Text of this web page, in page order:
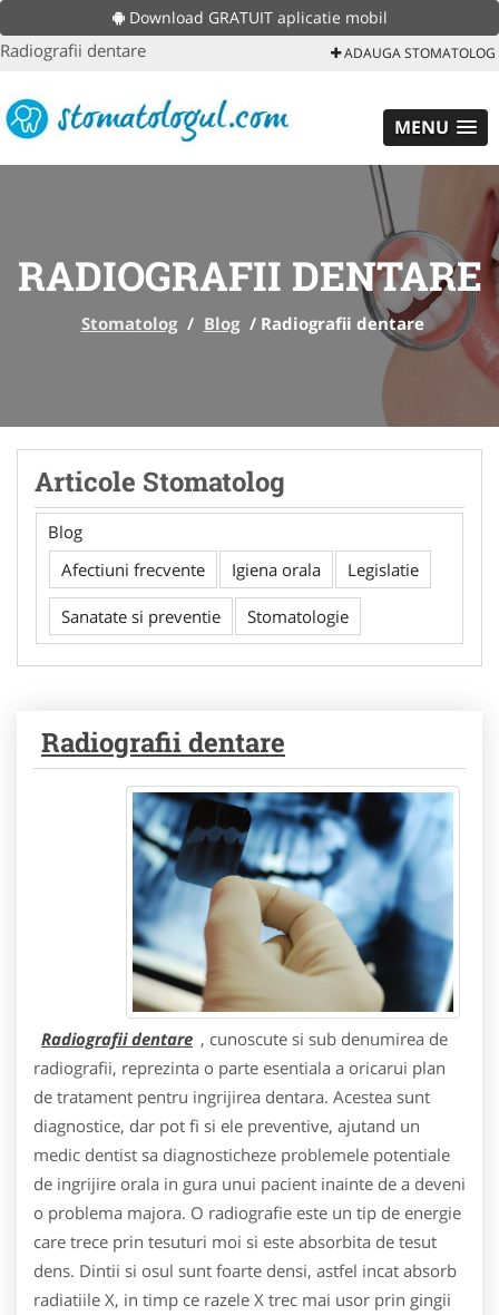
Download GRATUIT aplicatie mobil
Radiografii dentare ADAUGA STOMATOLOG
MENU
RADIOGRAFII DENTARE
Stomatolog / Blog / Radiografii dentare
Articole Stomatolog
Blog
Afectiuni frecvente
Igiena orala Legislatie
Sanatate si preventie Stomatologie
Radiografii dentare
Radiografii dentare , cunoscute si sub denumirea de
radiografii, reprezinta o parte esentiala a oricarui plan
de tratament pentru ingrijirea dentara. Acestea sunt
diagnostice, dar pot fi si ele preventive, ajutand un
medic dentist sa diagnosticheze problemele potentiale
de ingrijire orala in gura unui pacient inainte de a deveni
o problema majora. O radiografie este un tip de energie
care trece prin tesuturi moi si este absorbita de tesut
dens. Dintii si osul sunt foarte densi, astfel incat absorb
radiatiile X, in timp ce razele X trec mai usor prin gingii